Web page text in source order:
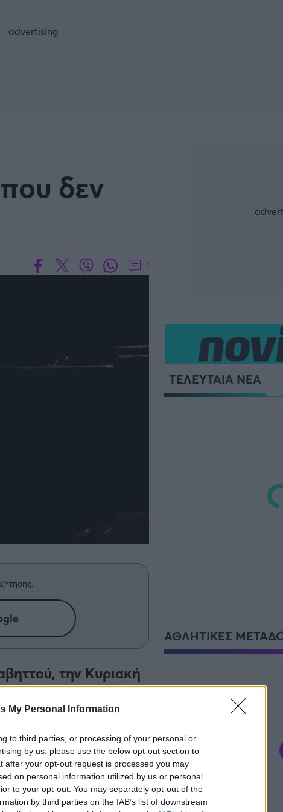
My Personal Information
to third parties, or processing of your personal or
by us, please use the below opt-out section to
after your opt-out request is processed you may
on personal information utilized by us or personal
to your opt-out. You may separately opt-out of the
by third parties on the IAB’s list of downstream
δεν
1
την Κυριακή
Γιάννη Σπανό.
ΤΕΛΕΥΤΑΙΑ ΝΕΑ
ΑΘΛΗΤΙΚΕΣ